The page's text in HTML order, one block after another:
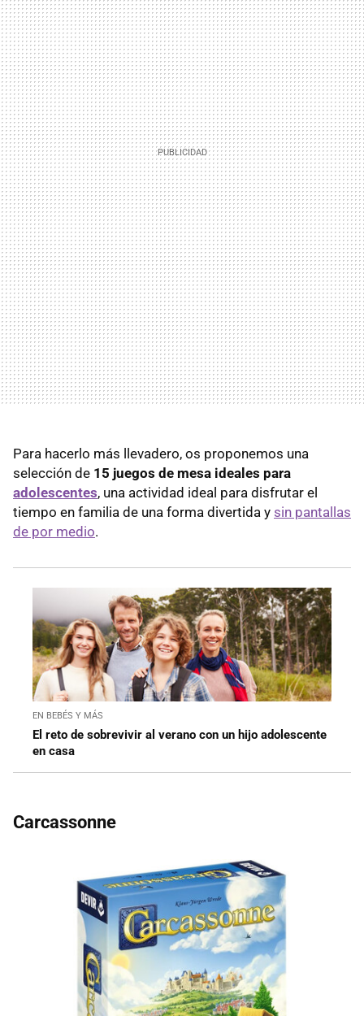
Para hacerlo más llevadero, os proponemos una
selección de 15 juegos de mesa ideales para
adolescentes, una actividad ideal para disfrutar el
tiempo en familia de una forma divertida y sin pantallas
de por medio.
EN BEBÉS Y MÁS
El reto de sobrevivir al verano con un hijo adolescente
en casa
Carcassonne